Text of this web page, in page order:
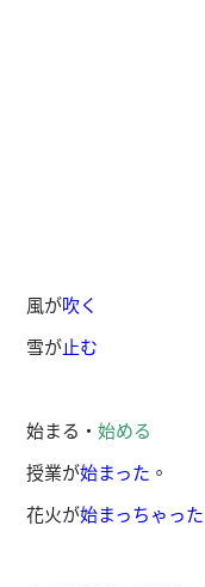
風が吹く
雪が止む
始まる・始める
授業が始まった 。
花火が始まっちゃった